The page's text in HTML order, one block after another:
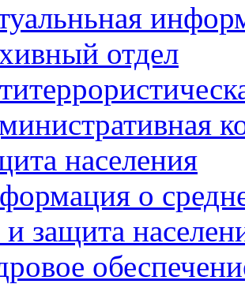
отдел
населения
о
защита